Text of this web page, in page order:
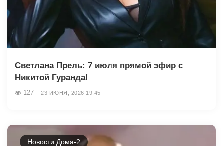
Светлана Прель: 7 июля прямой эфир с
Никитой Гуранда!
127 23 ИЮНЯ, 2026 19:45
Новости Дома-2